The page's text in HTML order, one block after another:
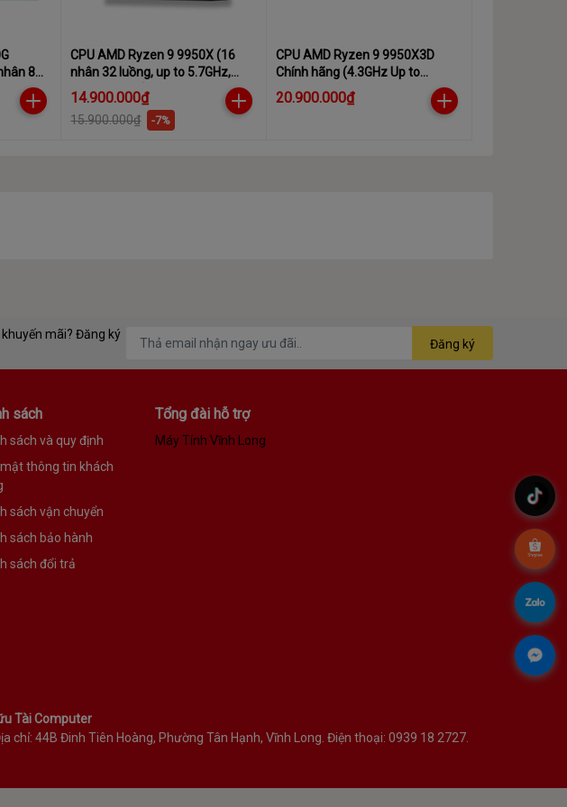
8
Vega
CPU AMD Ryzen 9 9950X (16
nhân 32 luồng, up to 5.7GHz,
80MB Cache)
14.900.000₫
15.900.000₫ -7%
CPU AMD Ryzen 9 9950X3D
Chính hãng (4.3GHz Up to
5.7GHz / 16 nhân 32 luồng /
16MB / AM5)
20.900.000₫
mãi? Đăng ký
Đăng ký
sách
sách và quy định
thông tin khách
sách vận chuyển
sách bảo hành
sách đổi trả
Tổng đài hỗ trợ
Máy Tính Vĩnh Long
Tài Computer
chỉ: 44B Đinh Tiên Hoàng, Phường Tân Hạnh, Vĩnh Long. Điện thoại: 0939 18 2727.
.
.
.
.